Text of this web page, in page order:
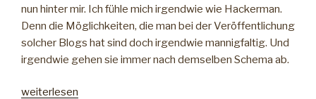
Football
in
Trier“
nun hinter mir. Ich fühle mich irgendwie wie Hackerman.
Denn die Möglichkeiten, die man bei der Veröffentlichung
solcher Blogs hat sind doch irgendwie mannigfaltig. Und
irgendwie gehen sie immer nach demselben Schema ab.
„So
weiterlesen